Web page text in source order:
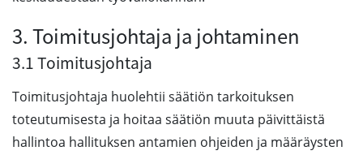
3. Toimitusjohtaja ja johtaminen
3.1 Toimitusjohtaja
Toimitusjohtaja huolehtii säätiön tarkoituksen
toteutumisesta ja hoitaa säätiön muuta päivittäistä
hallintoa hallituksen antamien ohjeiden ja määräysten